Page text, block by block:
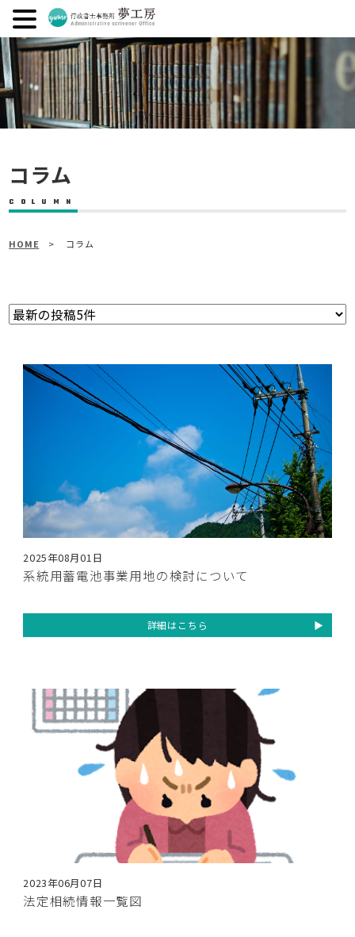
コラム
HOME > コラム
2025年08月01日
系統用蓄電池事業用地の検討について
詳細はこちら
2023年06月07日
法定相続情報一覧図